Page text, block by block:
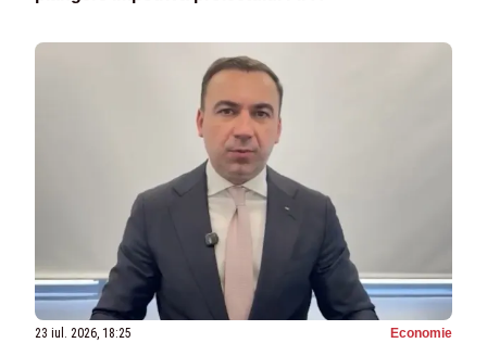
23 iul. 2026, 18:25 Economie